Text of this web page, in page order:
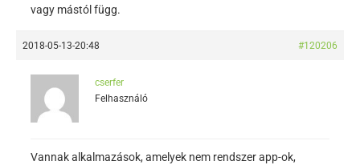
vagy mástól függ.
2018-05-13-20:48 #120206
cserfer
Felhasználó
Vannak alkalmazások, amelyek nem rendszer app-ok,